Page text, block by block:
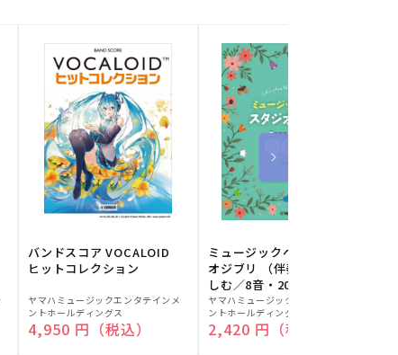
バンドスコア VOCALOID
ヒットコレクション
販
売
元:
ヤマハミュージックエンタテインメ
ントホールディングス
通常価格
4,950 円（税込）
ミュージックベルでスタジ
オジブリ （伴奏音源と楽
しむ／8音・20音ベル対応
／ドレミふりがな付）
販
売
元:
ヤマハミュージックエンタテインメ
ントホールディングス
通常価格
2,420 円（税込）